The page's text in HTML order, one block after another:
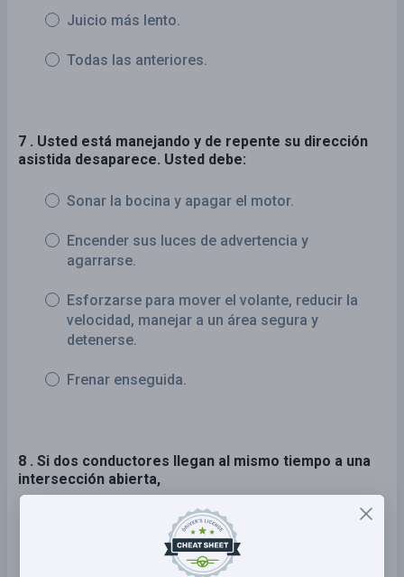
Juicio más lento.
Todas las anteriores.
7 . Usted está manejando y de repente su dirección
asistida desaparece. Usted debe:
Sonar la bocina y apagar el motor.
Encender sus luces de advertencia y
agarrarse.
Esforzarse para mover el volante, reducir la
velocidad, manejar a un área segura y
detenerse.
Frenar enseguida.
8 . Si dos conductores llegan al mismo tiempo a una
intersección abierta,
El conductor de la derecha tiene el derecho de